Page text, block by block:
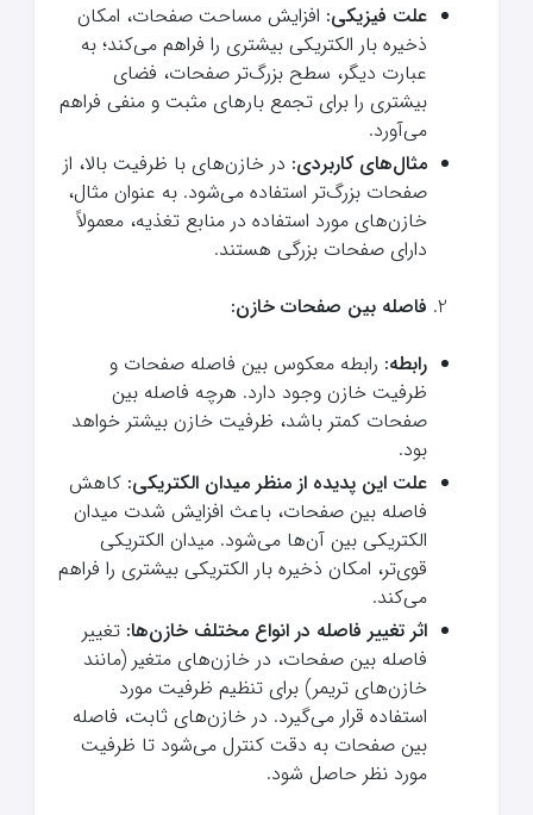
علت فیزیکی: افزایش مساحت صفحات، امکان
ذخیره بار الکتریکی بیشتری را فراهم می‌کند؛ به
عبارت دیگر، سطح بزرگ‌تر صفحات، فضای
بیشتری را برای تجمع بارهای مثبت و منفی فراهم
می‌آورد.
مثال‌های کاربردی: در خازن‌های با ظرفیت بالا، از
صفحات بزرگ‌تر استفاده می‌شود. به عنوان مثال،
خازن‌های مورد استفاده در منابع تغذیه، معمولاً
دارای صفحات بزرگی هستند.
فاصله بین صفحات خازن:
رابطه: رابطه معکوس بین فاصله صفحات و
ظرفیت خازن وجود دارد. هرچه فاصله بین
صفحات کمتر باشد، ظرفیت خازن بیشتر خواهد
بود.
علت این پدیده از منظر میدان الکتریکی: کاهش
فاصله بین صفحات، باعث افزایش شدت میدان
الکتریکی بین آن‌ها می‌شود. میدان الکتریکی
قوی‌تر، امکان ذخیره بار الکتریکی بیشتری را فراهم
می‌کند.
اثر تغییر فاصله در انواع مختلف خازن‌ها: تغییر
فاصله بین صفحات، در خازن‌های متغیر (مانند
خازن‌های تریمر) برای تنظیم ظرفیت مورد
استفاده قرار می‌گیرد. در خازن‌های ثابت، فاصله
بین صفحات به دقت کنترل می‌شود تا ظرفیت
مورد نظر حاصل شود.